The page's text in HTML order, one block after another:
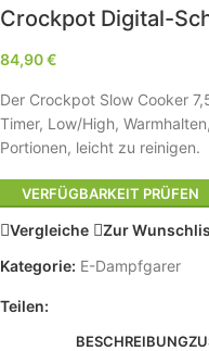
Crockpot Digital-
84,90€
Der Crockpot Slow Cooker
Timer, Low/High,
Portionen, leicht zu reinigen.
VERFÜGBARKEIT PRÜFEN
Vergleiche
Zur
Kategorie: E-Dampfgarer
Teilen:
BESCHREIBUNG